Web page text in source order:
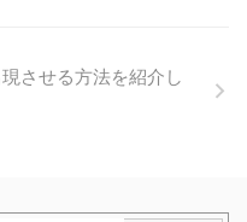
させる方法を紹介し